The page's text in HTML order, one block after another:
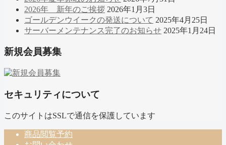
2026年 新年のご挨拶 2026年1月3日
ゴールデンウイークの発送について 2025年4月25日
サーバーメンテナンス完了のお知らせ 2025年1月24日
新規会員募集
セキュリティについて
このサイトはSSLで通信を保護しています
商品閲覧予約